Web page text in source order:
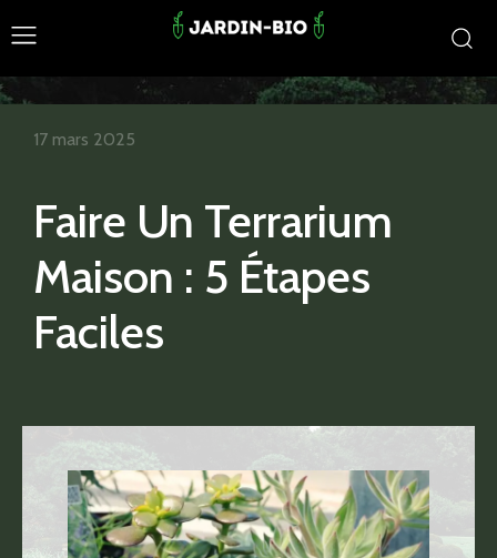
Faire Un Terrarium
Maison : 5 Étapes
Faciles
17 mars 2025